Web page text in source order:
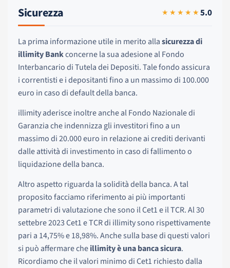
Sicurezza ★★★★★5.0
La prima informazione utile in merito allasicurezza di
illimity Bankconcerne la sua adesione al Fondo
Interbancario di Tutela dei Depositi. Tale fondo assicura
i correntisti e i depositanti fino a un massimo di 100.000
euro in caso di default della banca.
illimity aderisce inoltre anche al Fondo Nazionale di
Garanzia che indennizza gli investitori fino a un
massimo di 20.000 euro in relazione ai crediti derivanti
dalle attività di investimento in caso di fallimento o
liquidazione della banca.
Altro aspetto riguarda la solidità della banca. A tal
proposito facciamo riferimento ai più importanti
parametri di valutazione che sono il Cet1 e il TCR. Al 30
settebre 2023 Cet1 e TCR di illimity sono rispettivamente
pari a 14,75% e 18,98%. Anche sulla base di questi valori
si può affermare cheillimity è una banca sicura.
Ricordiamo che il valori minimo di Cet1 richiesto dalla